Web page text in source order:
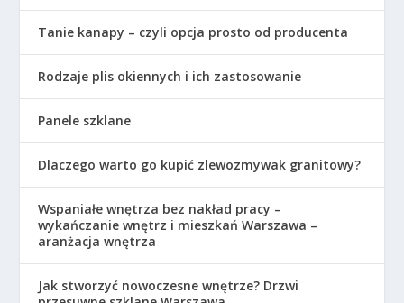
Tanie kanapy – czyli opcja prosto od producenta
Rodzaje plis okiennych i ich zastosowanie
Panele szklane
Dlaczego warto go kupić zlewozmywak granitowy?
Wspaniałe wnętrza bez nakład pracy –
wykańczanie wnętrz i mieszkań Warszawa –
aranżacja wnętrza
Jak stworzyć nowoczesne wnętrze? Drzwi